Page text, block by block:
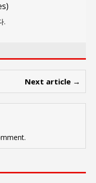
)
.
Next article →